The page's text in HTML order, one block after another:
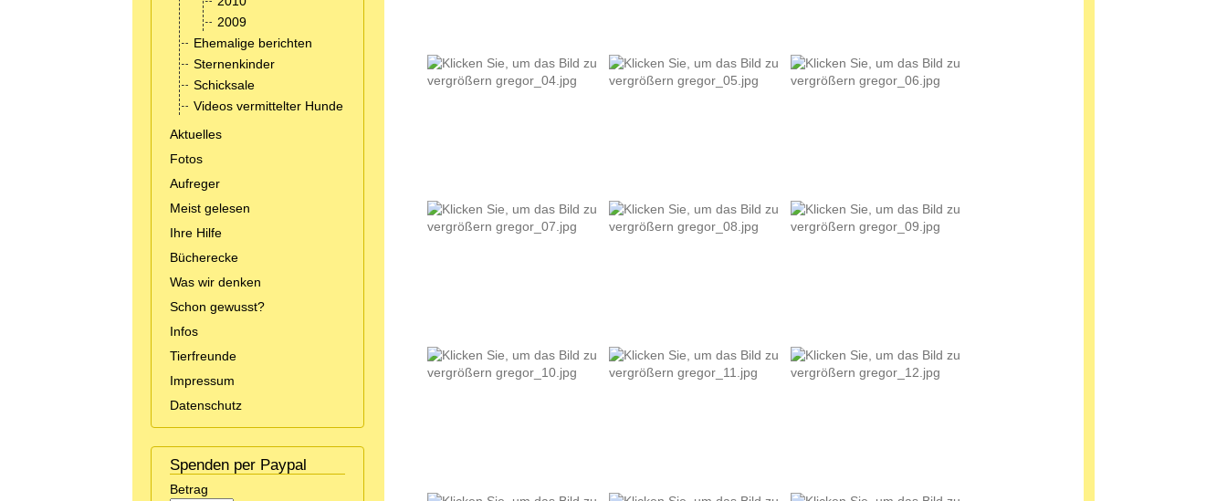
2009
Ehemalige berichten
Sternenkinder
Schicksale
Videos vermittelter Hunde
Aktuelles
Fotos
Aufreger
Meist gelesen
Ihre Hilfe
Bücherecke
Was wir denken
Schon gewusst?
Infos
Tierfreunde
Impressum
Datenschutz
Spenden per Paypal
Betrag